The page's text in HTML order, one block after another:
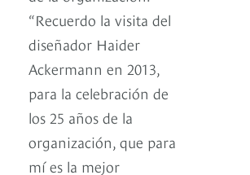
“Recuerdo la visita del
diseñador Haider
Ackermann en 2013,
para la celebración de
los 25 años de la
organización, que para
mí es la mejor